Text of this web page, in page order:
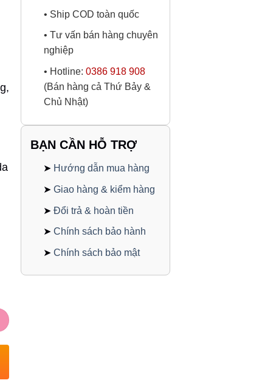
• Ship COD toàn quốc
• Tư vấn bán hàng chuyên
nghiệp
• Hotline:0386 918 908
(Bán hàng cả Thứ Bảy &
Chủ Nhật)
BẠN CẦN HỖ TRỢ
➤ Hướng dẫn mua hàng
➤Giao hàng & kiểm hàng
➤Đổi trả & hoàn tiền
➤Chính sách bảo hành
➤Chính sách bảo mật